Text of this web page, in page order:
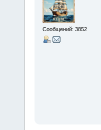
Сообщений: 3852